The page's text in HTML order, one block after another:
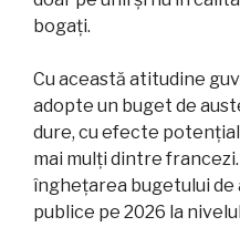
bogați.
Cu această atitudine
adopte un buget de
dure, cu efecte
mai mulți dintre
înghețarea bugetului de
publice pe 2026 la